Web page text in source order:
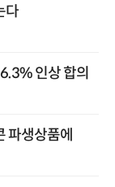
다
인상 합의
파생상품에